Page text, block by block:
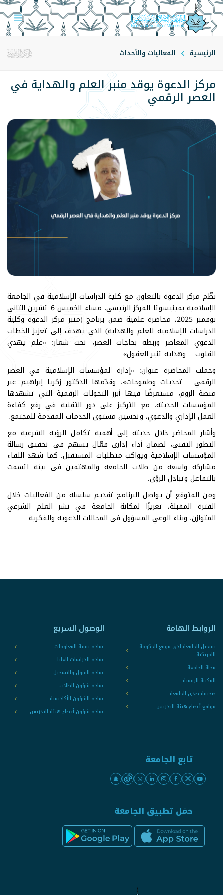
الرئيسية الفعاليات والأحداث
مركز الدعوة يوقد منبر العلم والهداية في
العصر الرقمي
نظّم مركز الدعوة بالتعاون مع كلية الدراسات الإسلامية في الجامعة
الإسلامية بمينيسوتا المركز الرئيسي، مساء الخميس 6 تشرين الثاني
نوفمبر 2025، محاضرة علمية ضمن برنامج (منبر مركز الدعوة وكلية
الدراسات الإسلامية للعلم والهداية) الذي يهدف إلى تعزيز الخطاب
الدعوي المعاصر وربطه بحاجات العصر، تحت شعار: «علم يهدي
القلوب… وهداية تنير العقول».
وحملت المحاضرة عنوان: «إدارة المؤسسات الإسلامية في العصر
الرقمي… تحديات وطموحات»، وقدّمها الدكتور زكريا إبراهيم عبر
منصة الزوم، مستعرضًا فيها أبرز التحولات الرقمية التي تشهدها
المؤسسات الحديثة، مع التركيز على دور التقنية في رفع كفاءة
العمل الإداري والدعوي، وتحسين مستوى الخدمات المقدمة للمجتمع.
وأشار المحاضر خلال حديثه إلى أهمية تكامل الرؤية الشرعية مع
التطور التقني، لضمان أداء إداري فعّال يسهم في تحقيق رسالة
المؤسسات الإسلامية ويواكب متطلبات المستقبل. كما شهد اللقاء
مشاركة واسعة من طلاب الجامعة والمهتمين في بيئة اتسمت
بالتفاعل وتبادل الرؤى.
ومن المتوقع أن يواصل البرنامج تقديم سلسلة من الفعاليات خلال
الفترة المقبلة، تعزيزًا لمكانة الجامعة في نشر العلم الشرعي
المتوازن، وبناء الوعي المسؤول في المجالات الدعوية والفكرية.
الروابط الهامة
تسجيل الجامعة لدى موقع الحكومة
الامريكية
مجلة الجامعة
المكتبة الرقمية
صحيفة صدى الجامعة
مواقع أعضاء هيئة التدريس
الوصول السريع
عمادة تقنية المعلومات
عمادة الدراسات العليا
عمادة القبول والتسجيل
عمادة شؤون الطلاب
عمادة الشؤون الأكاديمية
عمادة شؤون أعضاء هيئة التدريس
تابع الجامعة
حمّل تطبيق الجامعة